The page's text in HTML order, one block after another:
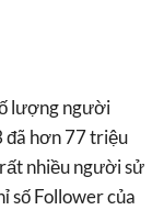
lượng người
đã hơn 77 triệu
nhiều người sử
số Follower của